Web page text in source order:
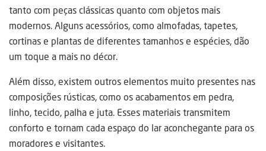
tanto com peças clássicas quanto com objetos mais
modernos. Alguns acessórios, como almofadas, tapetes,
cortinas e plantas de diferentes tamanhos e espécies, dão
um toque a mais no décor.
Além disso, existem outros elementos muito presentes nas
composições rústicas, como os acabamentos em pedra,
linho, tecido, palha e juta. Esses materiais transmitem
conforto e tornam cada espaço do lar aconchegante para os
moradores e visitantes.